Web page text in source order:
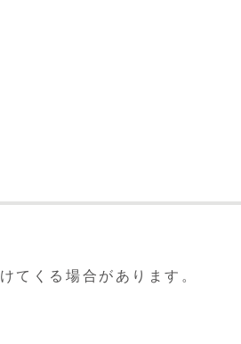
てくる場合があります。